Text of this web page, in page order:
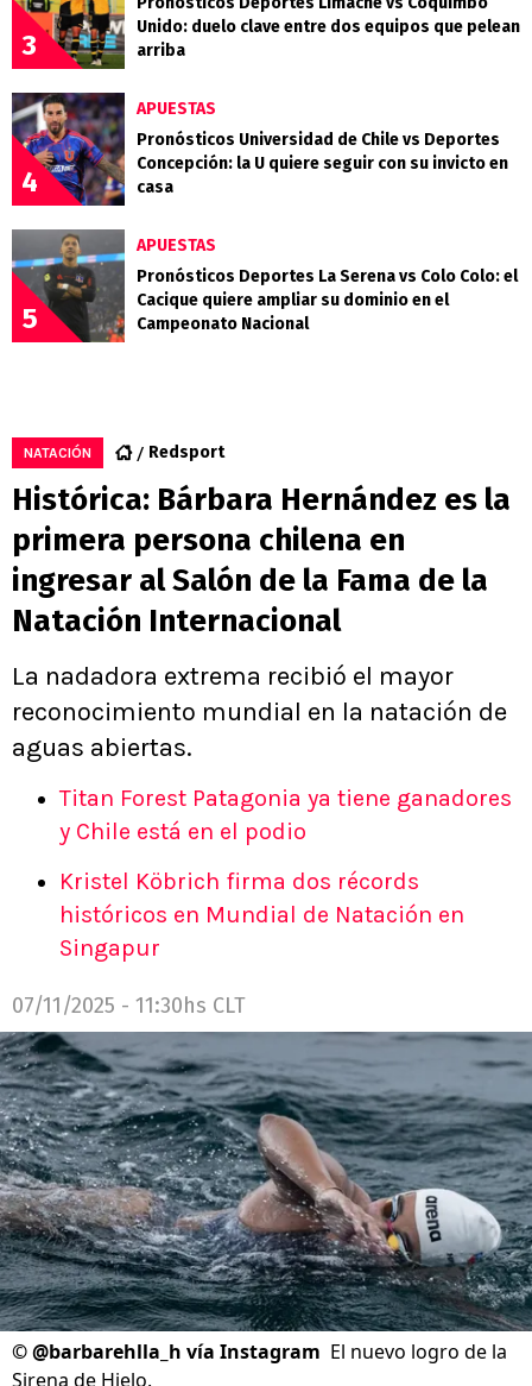
3
Unido: duelo clave entre dos equipos que pelean
arriba
4
APUESTAS
Pronósticos Universidad de Chile vs Deportes
Concepción: la U quiere seguir con su invicto en
casa
5
APUESTAS
Pronósticos Deportes La Serena vs Colo Colo: el
Cacique quiere ampliar su dominio en el
Campeonato Nacional
NATACIÓN Redsport
Histórica: Bárbara Hernández es la
primera persona chilena en
ingresar al Salón de la Fama de la
Natación Internacional
La nadadora extrema recibió el mayor
reconocimiento mundial en la natación de
aguas abiertas.
Titan Forest Patagonia ya tiene ganadores
y Chile está en el podio
Kristel Köbrich firma dos récords
históricos en Mundial de Natación en
Singapur
07/11/2025 - 11:30hs CLT
©@barbarehlla_h vía Instagram El nuevo logro de la
Sirena de Hielo.